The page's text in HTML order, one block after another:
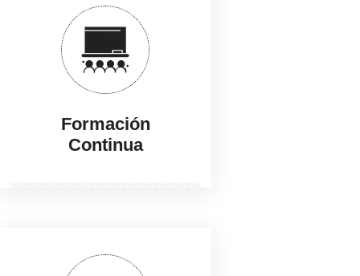
Formación
Continua